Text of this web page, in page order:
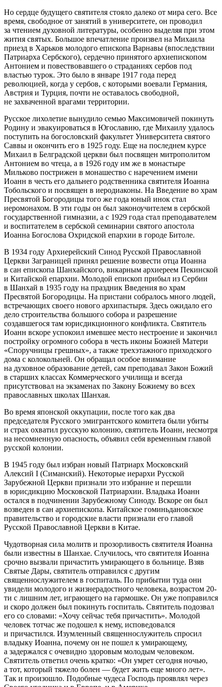
Но сердце будущего святителя стояло далеко от мира сего. Все
время, свободное от занятий в университете, он проводил
за чтением духовной литературы, особенно выделяя при этом
жития святых. Большое впечатление произвел на Михаила
приезд в Харьков молодого епископа Варнавы (впоследствии
Патриарха Сербского), сердечно принятого архиепископом
Антонием и повествовавшего о страданиях сербов под
властью турок. Это было в январе 1917 года перед
революцией, когда у сербов, с которыми воевали Германия,
Австрия и Турция, почти не оставалось свободной,
не захваченной врагами территории.
Русское лихолетие вынудило семью Максимовичей покинуть
Родину и эвакуироваться в Югославию, где Михаилу удалось
поступить на богословский факультет Университета святого
Саввы и окончить его в 1925 году. Еще на последнем курсе
Михаил в Белградской церкви был посвящен митрополитом
Антонием во чтеца, а в 1926 году им же в монастыре
Мильково пострижен в монашество с наречением имени
Иоанн в честь его дальнего родственника святителя Иоанна
Тобольского и посвящен в иеродиаконы. На Введение во храм
Пресвятой Богородицы того же года юный инок стал
иеромонахом. В эти годы он был законоучителем в сербской
государственной гимназии, а с 1929 года стал преподавателем
и воспитателем в сербской семинарии святого апостола
Иоанна Богослова Охридской епархии в городе Битоле.
В 1934 году Архиерейский Синод Русской Православной
Церкви Заграницей принял решение возвести отца Иоанна
в сан епископа Шанхайского, викарным архиереем Пекинской
и Китайской епархии. Молодой епископ прибыл из Сербии
в Шанхай в 1935 году на праздник Введения во храм
Пресвятой Богородицы. На пристани собралось много людей,
встречающих своего нового архипастыря. Здесь ожидало его
дело строительства большого собора и разрешение
создавшегося там юрисдикционного конфликта. Святитель
Иоанн вскоре успокоил имевшее место нестроение и закончил
постройку огромного собора в честь иконы Божией Матери
«Споручницы грешных», а также трехэтажного приходского
дома с колокольней. Он обращал особое внимание
на духовное образование детей, сам преподавал Закон Божий
в старших классах Коммерческого училища и всегда
присутствовал на экзаменах по Закону Божиему во всех
православных школах Шанхая.
Во время японской оккупации, после того как два
председателя Русского эмигрантского комитета были убиты
и страх охватил русскую колонию, святитель Иоанн, несмотря
на несомненную опасность, объявил себя временным главой
русской колонии.
В 1945 году был избран новый Патриарх Московский
Алексий I (Симанский). Некоторые иерархи Русской
Зарубежной Церкви признали это избрание и перешли
в юрисдикцию Московской Патриархии. Владыка Иоанн
остался в подчинении Зарубежному Синоду. Вскоре он был
возведен в сан архиепископа. Китайское гоминьдановское
правительство и городские власти признали его главой
Русской Православной Церкви в Китае.
Чудотворная сила молитв и прозорливость святителя Иоанна
были известны в Шанхае. Случилось, что святителя Иоанна
срочно вызвали причастить умирающего в больнице. Взяв
Святые Дары, святитель отправился с другим
священнослужителем в госпиталь. По прибытии туда они
увидели молодого и жизнерадостного человека, возрастом 20-
ти с лишним лет, играющего на гармошке. Он уже поправился
и скоро должен был покинуть госпиталь. Святитель подозвал
его со словами: «Хочу сейчас тебя причастить». Молодой
человек тотчас же подошел к нему, исповедовался
и причастился. Изумленный священнослужитель спросил
владыку Иоанна, почему он не пошел к умирающему,
а задержался с очевидно здоровым молодым человеком.
Святитель ответил очень кратко: «Он умрет сегодня ночью,
а тот, который тяжело болен — будет жить еще много лет».
Так и произошло. Подобные чудеса Господь проявлял через